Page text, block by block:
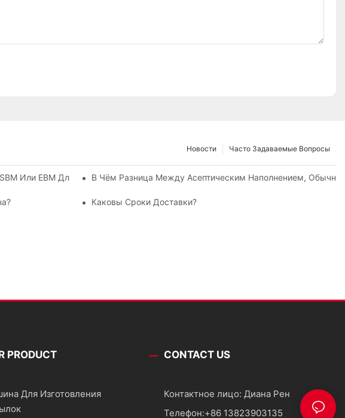
Часто Задаваемые Вопросы
Новости
Или EBM Для Вашего ПродуктаВ Чём Разница Между Асептическим Наполнением,
Каковы Сроки Доставки?
PRODUCT
Для Изготовления
CONTACT US
Контактное лицо: Диана Рен
Телефон:+86 13823903135